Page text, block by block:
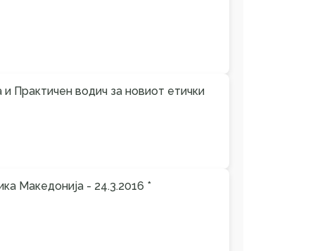
Практичен водич за новиот етички
Македонија - 24.3.2016 *